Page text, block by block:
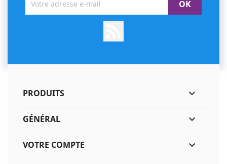
PRODUITS 
GÉNÉRAL 
VOTRE COMPTE 